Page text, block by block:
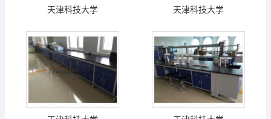
天津科技大学 天津科技大学